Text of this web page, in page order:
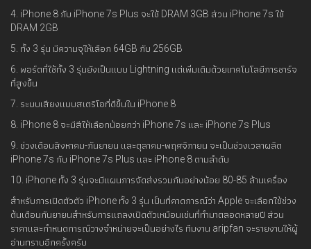
4. iPhone 8 กับ iPhone 7s Plus จะใช้ DRAM 3GB ส่วน iPhone 7s ใช้
DRAM 2GB
5. ทั้ง 3 รุ่น มีความจุให้เลือก 64GB กับ 256GB
6. พอร์ตที่ใช้ทั้ง 3 รุ่นยังเป็นแบบ Lightning แต่เพิ่มเติมด้วยเทคโนโลยีการชาร์จ
ที่สูงขึ้น
7. ระบบเสียงแบบสเตริโอที่ดีขึ้นใน iPhone 8
8. iPhone 8 จะมีสีให้เลือกน้อยกว่า iPhone 7s และ iPhone 7s Plus
9. ช่วงเดือนสิงหาคม-กันยายน และตุลาคม-พฤศจิกายน จะเป็นช่วงเวลาผลิต
iPhone 7s กับ iPhone 7s Plus และ iPhone 8 ตามลำดับ
10. iPhone ทั้ง 3 รุ่นจะมีแผนการจัดส่งรวมกันอย่างน้อย 80-85 ล้านเครื่อง
สำหรับการเปิดตัวตัว iPhone ทั้ง 3 รุ่น เป็นที่คาดการณ์ว่า Apple จะเลือกใช้ช่วง
ต้นเดือนกันยายนสำหรับการแถลงเปิดตัวเหมือนเช่นที่ทำมาตลอดหลายปี ส่วน
ราคาและกำหนดการณ์วางจำหน่ายจะเป็นอย่างไร ทีมงาน aripfan จะรายงานให้ผู้
อ่านทราบอีกครั้งครับ